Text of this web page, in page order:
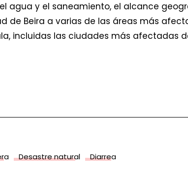
agua y el saneamiento, el alcance
de Beira a varias de las áreas más
incluidas las ciudades más afectadas
Desastre natural Diarrea